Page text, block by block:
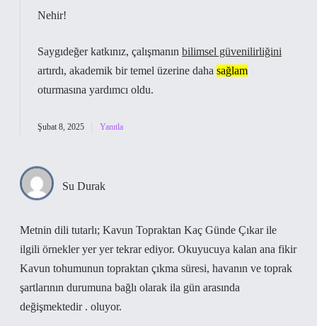
Nehir!
Saygıdeğer katkınız, çalışmanın bilimsel güvenilirliğini
artırdı, akademik bir temel üzerine daha sağlam
oturmasına yardımcı oldu.
Şubat 8, 2025 Yanıtla
Su Durak
Metnin dili tutarlı; Kavun Topraktan Kaç Günde Çıkar ile
ilgili örnekler yer yer tekrar ediyor. Okuyucuya kalan ana fikir
Kavun tohumunun topraktan çıkma süresi, havanın ve toprak
şartlarının durumuna bağlı olarak ila gün arasında
değişmektedir . oluyor.